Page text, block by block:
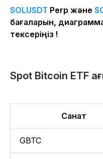
SOLUSDT Perp және
бағаларын,
тексеріңіз !
Spot Bitcoin ETF
Санат
GBTC